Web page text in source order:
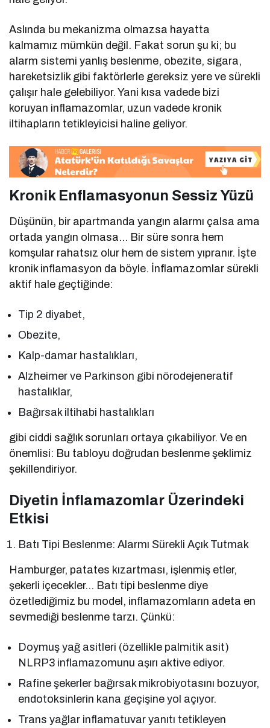
Aslında bu mekanizma olmazsa hayatta
kalmamız mümkün değil. Fakat sorun şu ki; bu
alarm sistemi yanlış beslenme, obezite, sigara,
hareketsizlik gibi faktörlerle gereksiz yere ve sürekli
çalışır hale gelebiliyor. Yani kısa vadede bizi
koruyan inflamazomlar, uzun vadede kronik
iltihapların tetikleyicisi haline geliyor.
Kronik Enflamasyonun Sessiz Yüzü
Düşünün, bir apartmanda yangın alarmı çalsa ama
ortada yangın olmasa… Bir süre sonra hem
komşular rahatsız olur hem de sistem yıpranır. İşte
kronik inflamasyon da böyle. İnflamazomlar sürekli
aktif hale geçtiğinde:
Tip 2 diyabet,
Obezite,
Kalp-damar hastalıkları,
Alzheimer ve Parkinson gibi nörodejeneratif
hastalıklar,
Bağırsak iltihabi hastalıkları
gibi ciddi sağlık sorunları ortaya çıkabiliyor. Ve en
önemlisi: Bu tabloyu doğrudan beslenme şeklimiz
şekillendiriyor.
Diyetin İnflamazomlar Üzerindeki
Etkisi
Batı Tipi Beslenme: Alarmı Sürekli Açık Tutmak
Hamburger, patates kızartması, işlenmiş etler,
şekerli içecekler… Batı tipi beslenme diye
özetlediğimiz bu model, inflamazomların adeta en
sevmediği beslenme tarzı. Çünkü:
Doymuş yağ asitleri (özellikle palmitik asit)
NLRP3 inflamazomunu aşırı aktive ediyor.
Rafine şekerler bağırsak mikrobiyotasını bozuyor,
endotoksinlerin kana geçişine yol açıyor.
Trans yağlar inflamatuvar yanıtı tetikleyen